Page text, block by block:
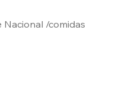
Nacional /comidas